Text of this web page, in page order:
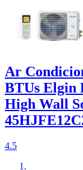
Ar
BTUs Elgin
High Wall
4.5